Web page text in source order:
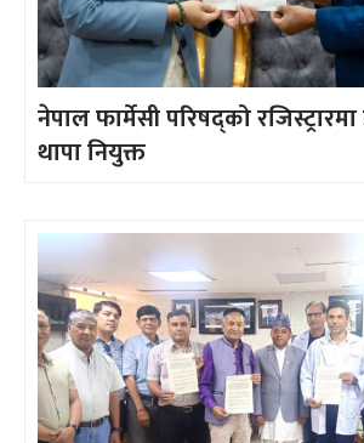
नेपाल फार्मेसी परिषद्को
थापा नियुक्त